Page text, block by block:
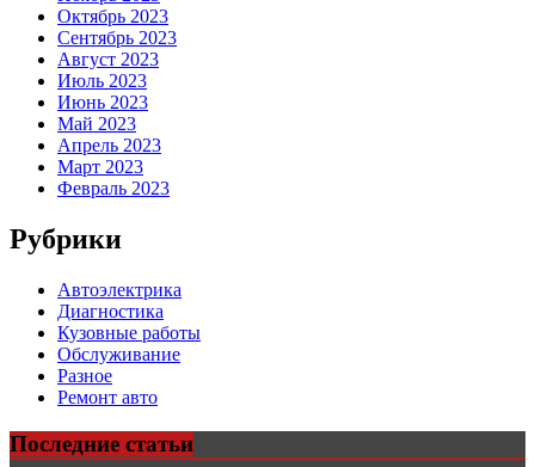
Октябрь 2023
Сентябрь 2023
Август 2023
Июль 2023
Июнь 2023
Май 2023
Апрель 2023
Март 2023
Февраль 2023
Рубрики
Автоэлектрика
Диагностика
Кузовные работы
Обслуживание
Разное
Ремонт авто
Последние статьи